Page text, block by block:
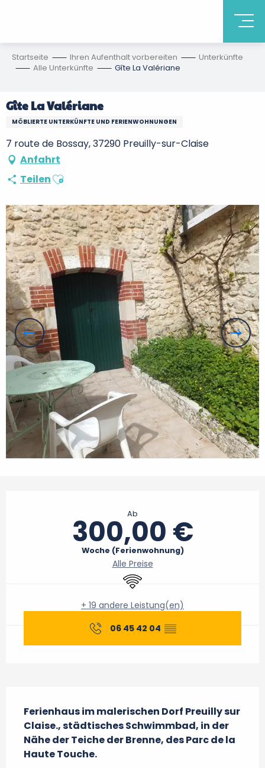
Startseite Ihren Aufenthalt vorbereiten
Unterkünfte
Alle Unterkünfte
Gîte La Valériane
Gîte La Valériane
MÖBLIERTE UNTERKÜNFTE UND FERIENWOHNUNGEN
7 route de Bossay, 37290 Preuilly-sur-Claise
Anfahrt
TeilenAjouter aux favoris
Ab
300,00 €
Woche (Ferienwohnung)
Alle Preise
Wi-Fi
+ 19 andere Leistung(en)
06 45 42 04 ▒▒
Ferienhaus im malerischen Dorf Preuilly sur
Claise., städtisches Schwimmbad, in der
Nähe der Teiche der Brenne, des Parc de la
Haute Touche.